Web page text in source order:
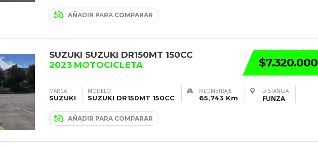
AÑADIR PARA COMPARAR
$7.320.000
SUZUKI SUZUKI DR150MT 150CC
2023 MOTOCICLETA
MARCA
SUZUKI
MODELO
SUZUKI DR150MT 150CC
KILOMETRAJE
65,743 Km
DISTANCIA
FUNZA
AÑADIR PARA COMPARAR